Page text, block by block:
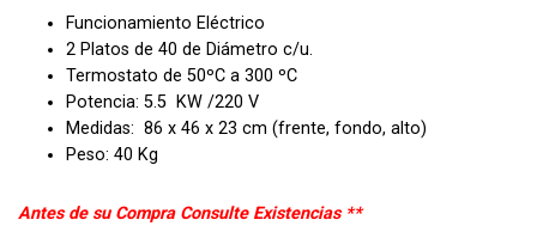
Funcionamiento Eléctrico
2 Platos de 40 de Diámetro c/u.
Termostato de 50ºC a 300 ºC
Potencia: 5.5 KW /220 V
Medidas: 86 x 46 x 23 cm (frente, fondo, alto)
Peso: 40 Kg
Antes de su Compra Consulte Existencias **